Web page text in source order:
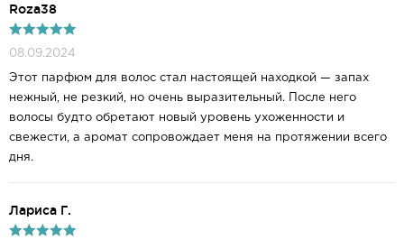
Roza38
08.09.2024
Этот парфюм для волос стал настоящей находкой — запах
нежный, не резкий, но очень выразительный. После него
волосы будто обретают новый уровень ухоженности и
свежести, а аромат сопровождает меня на протяжении всего
дня.
Лариса Г.